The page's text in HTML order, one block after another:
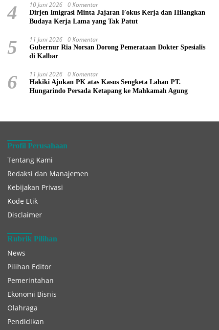
4 10 Juni 2026 0 Komentar
Dirjen Imigrasi Minta Jajaran Fokus Kerja dan Hilangkan
Budaya Kerja Lama yang Tak Patut
5 11 Juni 2026 0 Komentar
Gubernur Ria Norsan Dorong Pemerataan Dokter Spesialis
di Kalbar
6 11 Juni 2026 0 Komentar
Hakiki Ajukan PK atas Kasus Sengketa Lahan PT.
Hungarindo Persada Ketapang ke Mahkamah Agung
Profil Perusahaan
Tentang Kami
Redaksi dan Manajemen
Kebijakan Privasi
Kode Etik
Disclaimer
Rubrik Pilihan
News
Pilihan Editor
Pemerintahan
Ekonomi Bisnis
Olahraga
Pendidikan